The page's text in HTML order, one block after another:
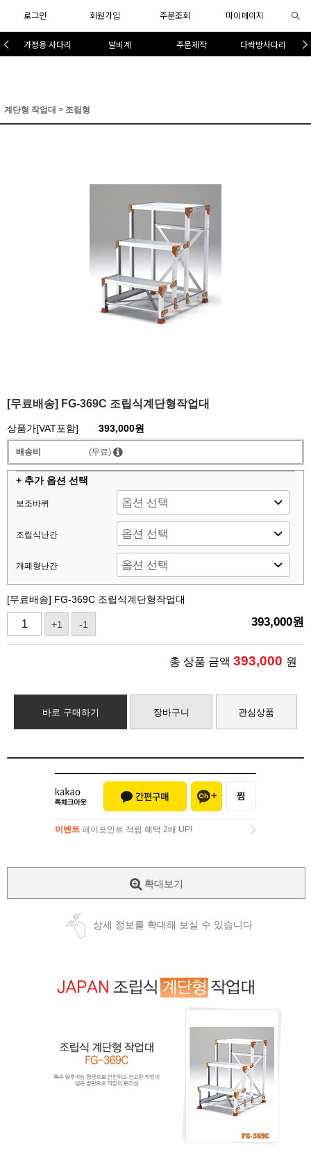
로그인 회원가입 주문조회 마이페이지
가정용 사다리 말비계 주문제작 다락방사다리
계단형 작업대 > 조립형
[무료배송] FG-369C 조립식계단형작업대
상품가[VAT포함] 393,000원
배송비 (무료)
+ 추가 옵션 선택
보조바퀴
조립식난간
개폐형난간
[무료배송] FG-369C 조립식계단형작업대
+1 -1 393,000원
총 상품 금액 393,000 원
바로 구매하기 장바구니 관심상품
이벤트 페이포인트 적립 혜택 2배 UP!
확대보기
상세 정보를 확대해 보실 수 있습니다